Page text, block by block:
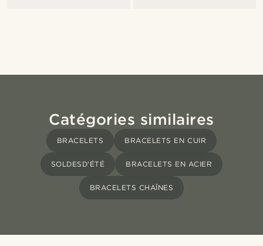
Catégories similaires
BRACELETS BRACELETS EN CUIR
SOLDESD'ÉTÉ BRACELETS EN ACIER
BRACELETS CHAÎNES